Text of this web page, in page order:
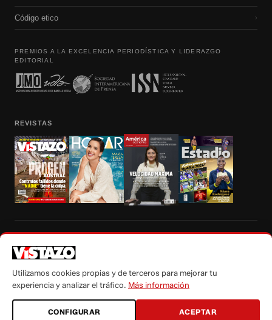
Código etico ›
PREMIOS A LA EXCELENCIA PERIODÍSTICA Y LIDERAZGO
EDITORIAL
REVISTAS
autorización escrita de su titular, de todos los contenidos de Vistazo.com.
Utilizamos cookies propias y de terceros para mejorar tu
experiencia y analizar el tráfico. Más información
CONFIGURAR ACEPTAR